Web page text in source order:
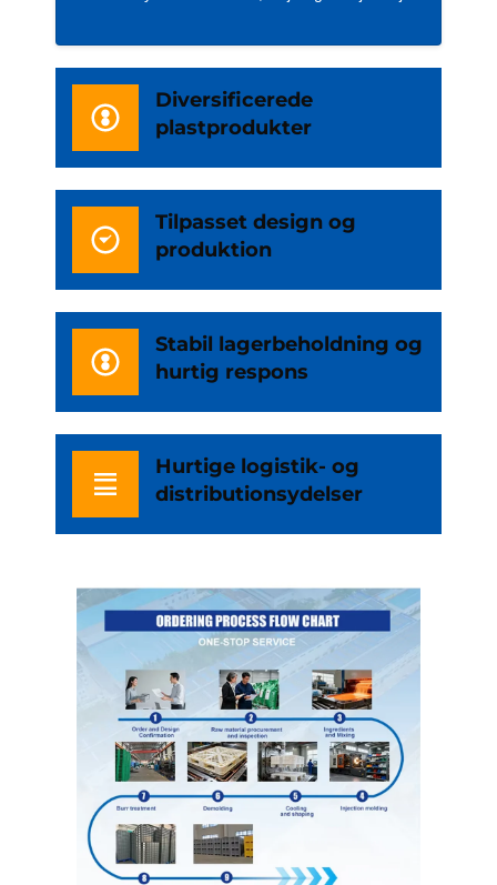
Diversificerede
plastprodukter
Tilpasset design og
produktion
Stabil lagerbeholdning og
hurtig respons
Hurtige logistik- og
distributionsydelser